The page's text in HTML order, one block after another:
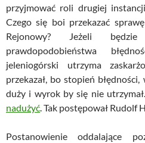
przyjmować roli drugiej
Czego się boi przekazać
Rejonowy? Jeżeli
prawdopodobieństwa
jeleniogórski utrzyma
przekazał, bo stopień
duży i wyrok by się nie
nadużyć. Tak postępował Rudolf
Postanowienie oddalające